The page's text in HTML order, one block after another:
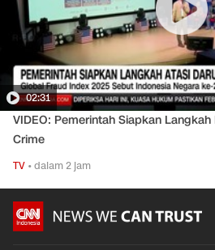
02:31
VIDEO: Pemerintah Siapkan
Crime
TV •dalam 2 jam